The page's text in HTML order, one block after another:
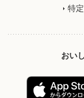
特
おい